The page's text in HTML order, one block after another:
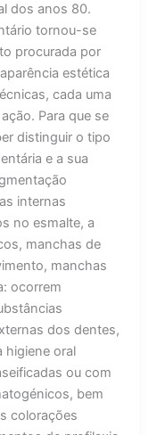
dos anos 80.
tornou-se
procurada por
estética
cada uma
Para que se
distinguir o tipo
e a sua
internas
no esmalte, a
manchas de
manchas
ocorrem
dos dentes,
higiene oral
ou com
bem
colorações